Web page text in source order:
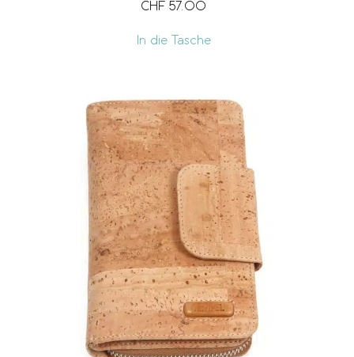
CHF 57.00
In die Tasche